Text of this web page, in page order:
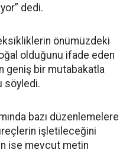
dedi.
önümüzdeki
olduğunu ifade eden
geniş bir mutabakatla
söyledi.
bazı düzenlemelere
işletileceğini
ise mevcut metin